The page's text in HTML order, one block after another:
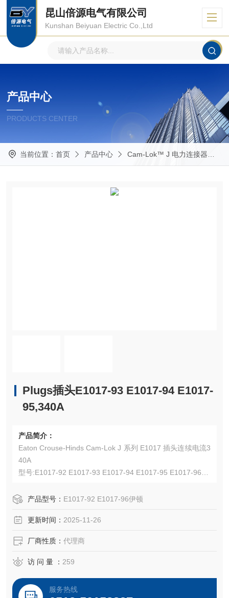
昆山倍源电气有限公司
Kunshan Beiyuan Electric Co.,Ltd
产品中心
PRODUCTS CENTER
当前位置： 首页 产品中心 Cam-Lok™ J 电力连接器
Plugs插头E1017-93 E1017-94 E1017-
95,340A
产品简介：
Eaton Crouse-Hinds Cam-Lok J 系列 E1017 插头连续电流3
40A
型号:E1017-92 E1017-93 E1017-94 E1017-95 E1017-96
橡胶产品型号： E1017-92 E1017-96伊顿
更新时间： 2025-11-26
厂商性质： 代理商
访 问 量 ： 259
服务热线